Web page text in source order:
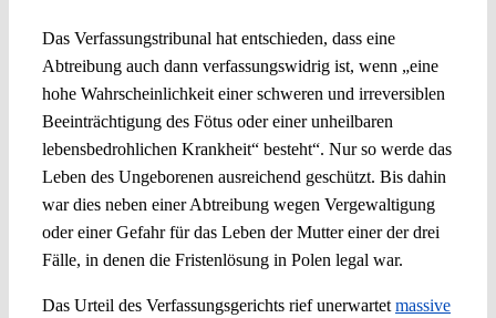
Das Verfassungstribunal hat entschieden, dass eine
Abtreibung auch dann verfassungswidrig ist, wenn „eine
hohe Wahrscheinlichkeit einer schweren und irreversiblen
Beeinträchtigung des Fötus oder einer unheilbaren
lebensbedrohlichen Krankheit“ besteht“. Nur so werde das
Leben des Ungeborenen ausreichend geschützt. Bis dahin
war dies neben einer Abtreibung wegen Vergewaltigung
oder einer Gefahr für das Leben der Mutter einer der drei
Fälle, in denen die Fristenlösung in Polen legal war.
Das Urteil des Verfassungsgerichts rief unerwartet massive